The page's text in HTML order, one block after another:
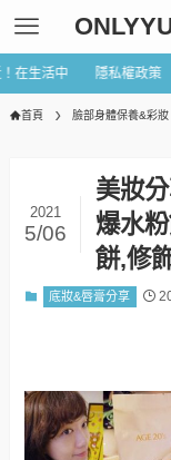
在生活中 隱私權政策
首頁 臉部身體保養&彩妝
美妝
爆水
餅,修
2021
5/06
底妝&唇膏分享